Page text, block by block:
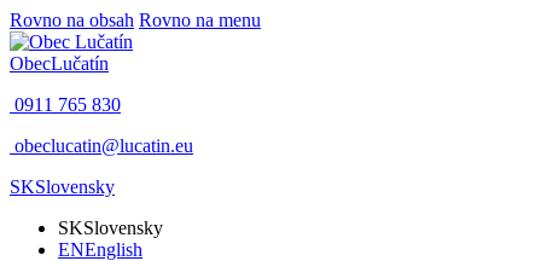
Rovno na obsah Rovno na menu
ObecLučatín
0911 765 830
obeclucatin@lucatin.eu
SKSlovensky
SKSlovensky
ENEnglish